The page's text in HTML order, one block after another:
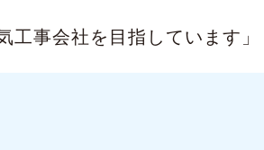
工事会社を目指しています」